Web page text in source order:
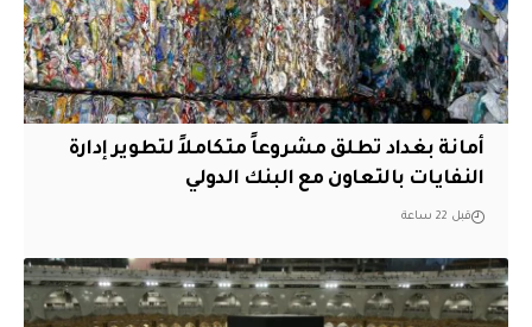
أمانة بغداد تطلق مشروعاً متكاملاً لتطوير إدارة
النفايات بالتعاون مع البنك الدولي
قبل 22 ساعة